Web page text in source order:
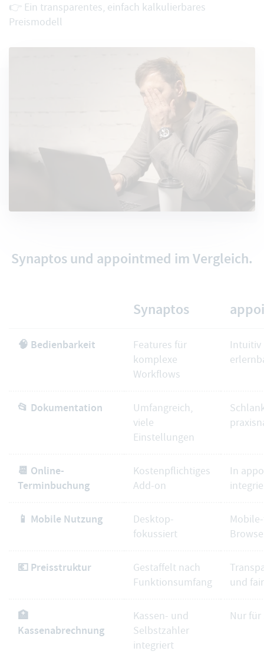
👉 Ein transparentes, einfach kalkulierbares
Preismodell
Synaptos und appointmed im Vergleich.
Synaptos
🧠 Bedienbarkeit
Features für
komplexe
Workflows
Intuitiv
📂 Dokumentation
Umfangreich,
viele
Einstellungen
📆 Online-
Terminbuchung
Kostenpflichtiges
Add-on
In
📱 Mobile Nutzung
Desktop-
fokussiert
💶 Preisstruktur
Gestaffelt nach
Funktionsumfang
und fair
🏥
Kassenabrechnung
Kassen- und
Selbstzahler
integriert
Nur